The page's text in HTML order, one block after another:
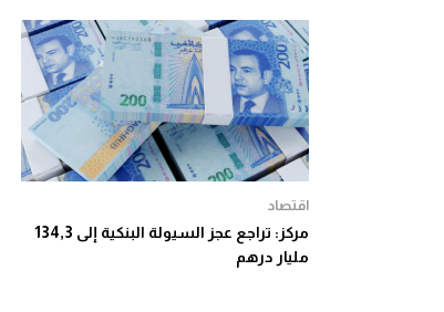
اقتصاد
مركز: تراجع عجز السيولة البنكية إلى 134,3
مليار درهم